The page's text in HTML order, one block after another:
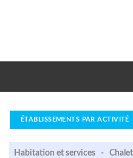
ÉTABLISSEMENTS PAR ACTIVITÉ
Habitation et services -